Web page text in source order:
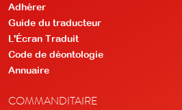
Adhérer
Guide du traducteur
L'Écran Traduit
Code de déontologie
Annuaire
COMMANDITAIRE